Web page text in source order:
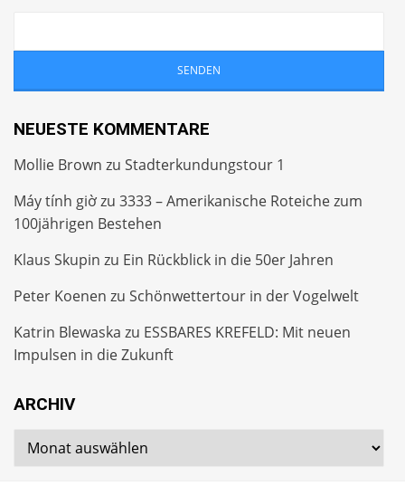
NEUESTE KOMMENTARE
Mollie Brown zu Stadterkundungstour 1
Máy tính giờzu 3333 – Amerikanische Roteiche zum
100jährigen Bestehen
Klaus Skupin zu Ein Rückblick in die 50er Jahren
Peter Koenen zu Schönwettertour in der Vogelwelt
Katrin Blewaska zu ESSBARES KREFELD: Mit neuen
Impulsen in die Zukunft
ARCHIV
Archiv